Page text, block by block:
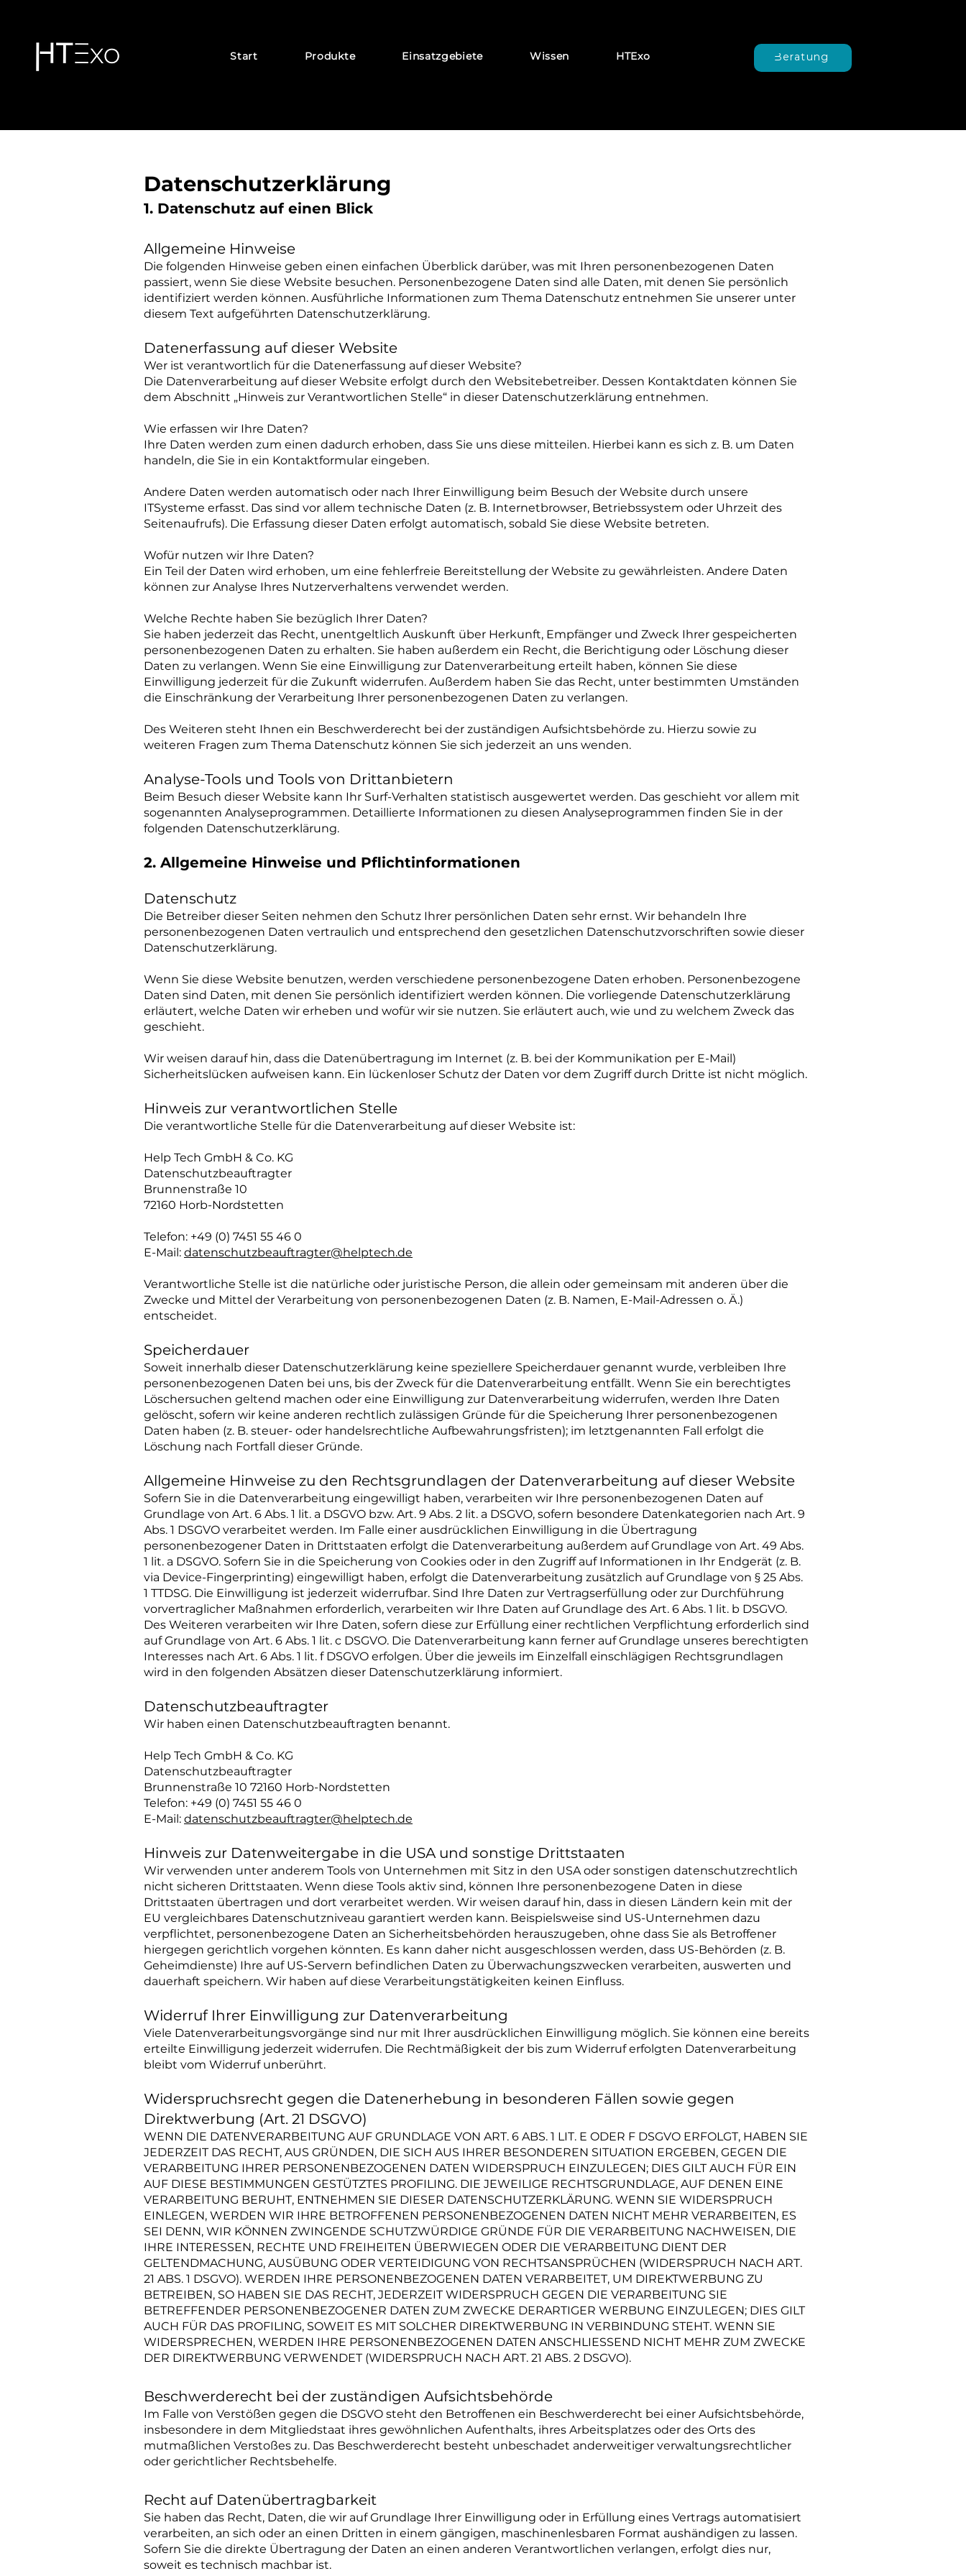
Start Produkte Einsatzgebiete Wissen HTExo Beratung
Datenschutzerklärung
1. Datenschutz auf einen Blick
Allgemeine Hinweise
Die folgenden Hinweise geben einen einfachen Überblick darüber, was mit Ihren personenbezogenen Daten
passiert, wenn Sie diese Website besuchen. Personenbezogene Daten sind alle Daten, mit denen Sie persönlich
identifiziert werden können. Ausführliche Informationen zum Thema Datenschutz entnehmen Sie unserer unter
diesem Text aufgeführten Datenschutzerklärung.
Datenerfassung auf dieser Website
Wer ist verantwortlich für die Datenerfassung auf dieser Website?
Die Datenverarbeitung auf dieser Website erfolgt durch den Websitebetreiber. Dessen Kontaktdaten können Sie
dem Abschnitt „Hinweis zur Verantwortlichen Stelle“ in dieser Datenschutzerklärung entnehmen.
Wie erfassen wir Ihre Daten?
Ihre Daten werden zum einen dadurch erhoben, dass Sie uns diese mitteilen. Hierbei kann es sich z. B. um Daten
handeln, die Sie in ein Kontaktformular eingeben.
Andere Daten werden automatisch oder nach Ihrer Einwilligung beim Besuch der Website durch unsere
ITSysteme erfasst. Das sind vor allem technische Daten (z. B. Internetbrowser, Betriebssystem oder Uhrzeit des
Seitenaufrufs). Die Erfassung dieser Daten erfolgt automatisch, sobald Sie diese Website betreten.
Wofür nutzen wir Ihre Daten?
Ein Teil der Daten wird erhoben, um eine fehlerfreie Bereitstellung der Website zu gewährleisten. Andere Daten
können zur Analyse Ihres Nutzerverhaltens verwendet werden.
Welche Rechte haben Sie bezüglich Ihrer Daten?
Sie haben jederzeit das Recht, unentgeltlich Auskunft über Herkunft, Empfänger und Zweck Ihrer gespeicherten
personenbezogenen Daten zu erhalten. Sie haben außerdem ein Recht, die Berichtigung oder Löschung dieser
Daten zu verlangen. Wenn Sie eine Einwilligung zur Datenverarbeitung erteilt haben, können Sie diese
Einwilligung jederzeit für die Zukunft widerrufen. Außerdem haben Sie das Recht, unter bestimmten Umständen
die Einschränkung der Verarbeitung Ihrer personenbezogenen Daten zu verlangen.
Des Weiteren steht Ihnen ein Beschwerderecht bei der zuständigen Aufsichtsbehörde zu. Hierzu sowie zu
weiteren Fragen zum Thema Datenschutz können Sie sich jederzeit an uns wenden.
Analyse-Tools und Tools von Drittanbietern
Beim Besuch dieser Website kann Ihr Surf-Verhalten statistisch ausgewertet werden. Das geschieht vor allem mit
sogenannten Analyseprogrammen. Detaillierte Informationen zu diesen Analyseprogrammen finden Sie in der
folgenden Datenschutzerklärung.
2. Allgemeine Hinweise und Pflichtinformationen
Datenschutz
Die Betreiber dieser Seiten nehmen den Schutz Ihrer persönlichen Daten sehr ernst. Wir behandeln Ihre
personenbezogenen Daten vertraulich und entsprechend den gesetzlichen Datenschutzvorschriften sowie dieser
Datenschutzerklärung.
Wenn Sie diese Website benutzen, werden verschiedene personenbezogene Daten erhoben. Personenbezogene
Daten sind Daten, mit denen Sie persönlich identifiziert werden können. Die vorliegende Datenschutzerklärung
erläutert, welche Daten wir erheben und wofür wir sie nutzen. Sie erläutert auch, wie und zu welchem Zweck das
geschieht.
Wir weisen darauf hin, dass die Datenübertragung im Internet (z. B. bei der Kommunikation per E-Mail)
Sicherheitslücken aufweisen kann. Ein lückenloser Schutz der Daten vor dem Zugriff durch Dritte ist nicht möglich.
Hinweis zur verantwortlichen Stelle
Die verantwortliche Stelle für die Datenverarbeitung auf dieser Website ist:
Help Tech GmbH & Co. KG
Datenschutzbeauftragter
Brunnenstraße 10
72160 Horb-Nordstetten
Telefon: +49 (0) 7451 55 46 0
E-Mail: datenschutzbeauftragter@helptech.de
Verantwortliche Stelle ist die natürliche oder juristische Person, die allein oder gemeinsam mit anderen über die
Zwecke und Mittel der Verarbeitung von personenbezogenen Daten (z. B. Namen, E-Mail-Adressen o. Ä.)
entscheidet.
Speicherdauer
Soweit innerhalb dieser Datenschutzerklärung keine speziellere Speicherdauer genannt wurde, verbleiben Ihre
personenbezogenen Daten bei uns, bis der Zweck für die Datenverarbeitung entfällt. Wenn Sie ein berechtigtes
Löschersuchen geltend machen oder eine Einwilligung zur Datenverarbeitung widerrufen, werden Ihre Daten
gelöscht, sofern wir keine anderen rechtlich zulässigen Gründe für die Speicherung Ihrer personenbezogenen
Daten haben (z. B. steuer- oder handelsrechtliche Aufbewahrungsfristen); im letztgenannten Fall erfolgt die
Löschung nach Fortfall dieser Gründe.
Allgemeine Hinweise zu den Rechtsgrundlagen der Datenverarbeitung auf dieser Website
Sofern Sie in die Datenverarbeitung eingewilligt haben, verarbeiten wir Ihre personenbezogenen Daten auf
Grundlage von Art. 6 Abs. 1 lit. a DSGVO bzw. Art. 9 Abs. 2 lit. a DSGVO, sofern besondere Datenkategorien nach Art. 9
Abs. 1 DSGVO verarbeitet werden. Im Falle einer ausdrücklichen Einwilligung in die Übertragung
personenbezogener Daten in Drittstaaten erfolgt die Datenverarbeitung außerdem auf Grundlage von Art. 49 Abs.
1 lit. a DSGVO. Sofern Sie in die Speicherung von Cookies oder in den Zugriff auf Informationen in Ihr Endgerät (z. B.
via Device-Fingerprinting) eingewilligt haben, erfolgt die Datenverarbeitung zusätzlich auf Grundlage von § 25 Abs.
1 TTDSG. Die Einwilligung ist jederzeit widerrufbar. Sind Ihre Daten zur Vertragserfüllung oder zur Durchführung
vorvertraglicher Maßnahmen erforderlich, verarbeiten wir Ihre Daten auf Grundlage des Art. 6 Abs. 1 lit. b DSGVO.
Des Weiteren verarbeiten wir Ihre Daten, sofern diese zur Erfüllung einer rechtlichen Verpflichtung erforderlich sind
auf Grundlage von Art. 6 Abs. 1 lit. c DSGVO. Die Datenverarbeitung kann ferner auf Grundlage unseres berechtigten
Interesses nach Art. 6 Abs. 1 lit. f DSGVO erfolgen. Über die jeweils im Einzelfall einschlägigen Rechtsgrundlagen
wird in den folgenden Absätzen dieser Datenschutzerklärung informiert.
Datenschutzbeauftragter
Wir haben einen Datenschutzbeauftragten benannt.
Help Tech GmbH & Co. KG
Datenschutzbeauftragter
Brunnenstraße 10 72160 Horb-Nordstetten
Telefon: +49 (0) 7451 55 46 0
E-Mail: datenschutzbeauftragter@helptech.de
Hinweis zur Datenweitergabe in die USA und sonstige Drittstaaten
Wir verwenden unter anderem Tools von Unternehmen mit Sitz in den USA oder sonstigen datenschutzrechtlich
nicht sicheren Drittstaaten. Wenn diese Tools aktiv sind, können Ihre personenbezogene Daten in diese
Drittstaaten übertragen und dort verarbeitet werden. Wir weisen darauf hin, dass in diesen Ländern kein mit der
EU vergleichbares Datenschutzniveau garantiert werden kann. Beispielsweise sind US-Unternehmen dazu
verpflichtet, personenbezogene Daten an Sicherheitsbehörden herauszugeben, ohne dass Sie als Betroffener
hiergegen gerichtlich vorgehen könnten. Es kann daher nicht ausgeschlossen werden, dass US-Behörden (z. B.
Geheimdienste) Ihre auf US-Servern befindlichen Daten zu Überwachungszwecken verarbeiten, auswerten und
dauerhaft speichern. Wir haben auf diese Verarbeitungstätigkeiten keinen Einfluss.
Widerruf Ihrer Einwilligung zur Datenverarbeitung
Viele Datenverarbeitungsvorgänge sind nur mit Ihrer ausdrücklichen Einwilligung möglich. Sie können eine bereits
erteilte Einwilligung jederzeit widerrufen. Die Rechtmäßigkeit der bis zum Widerruf erfolgten Datenverarbeitung
bleibt vom Widerruf unberührt.
Widerspruchsrecht gegen die Datenerhebung in besonderen Fällen sowie gegen
Direktwerbung (Art. 21 DSGVO)
WENN DIE DATENVERARBEITUNG AUF GRUNDLAGE VON ART. 6 ABS. 1 LIT. E ODER F DSGVO ERFOLGT, HABEN SIE
JEDERZEIT DAS RECHT, AUS GRÜNDEN, DIE SICH AUS IHRER BESONDEREN SITUATION ERGEBEN, GEGEN DIE
VERARBEITUNG IHRER PERSONENBEZOGENEN DATEN WIDERSPRUCH EINZULEGEN; DIES GILT AUCH FÜR EIN
AUF DIESE BESTIMMUNGEN GESTÜTZTES PROFILING. DIE JEWEILIGE RECHTSGRUNDLAGE, AUF DENEN EINE
VERARBEITUNG BERUHT, ENTNEHMEN SIE DIESER DATENSCHUTZERKLÄRUNG. WENN SIE WIDERSPRUCH
EINLEGEN, WERDEN WIR IHRE BETROFFENEN PERSONENBEZOGENEN DATEN NICHT MEHR VERARBEITEN, ES
SEI DENN, WIR KÖNNEN ZWINGENDE SCHUTZWÜRDIGE GRÜNDE FÜR DIE VERARBEITUNG NACHWEISEN, DIE
IHRE INTERESSEN, RECHTE UND FREIHEITEN ÜBERWIEGEN ODER DIE VERARBEITUNG DIENT DER
GELTENDMACHUNG, AUSÜBUNG ODER VERTEIDIGUNG VON RECHTSANSPRÜCHEN (WIDERSPRUCH NACH ART.
21 ABS. 1 DSGVO). WERDEN IHRE PERSONENBEZOGENEN DATEN VERARBEITET, UM DIREKTWERBUNG ZU
BETREIBEN, SO HABEN SIE DAS RECHT, JEDERZEIT WIDERSPRUCH GEGEN DIE VERARBEITUNG SIE
BETREFFENDER PERSONENBEZOGENER DATEN ZUM ZWECKE DERARTIGER WERBUNG EINZULEGEN; DIES GILT
AUCH FÜR DAS PROFILING, SOWEIT ES MIT SOLCHER DIREKTWERBUNG IN VERBINDUNG STEHT. WENN SIE
WIDERSPRECHEN, WERDEN IHRE PERSONENBEZOGENEN DATEN ANSCHLIESSEND NICHT MEHR ZUM ZWECKE
DER DIREKTWERBUNG VERWENDET (WIDERSPRUCH NACH ART. 21 ABS. 2 DSGVO).
Beschwerderecht bei der zuständigen Aufsichtsbehörde
Im Falle von Verstößen gegen die DSGVO steht den Betroffenen ein Beschwerderecht bei einer Aufsichtsbehörde,
insbesondere in dem Mitgliedstaat ihres gewöhnlichen Aufenthalts, ihres Arbeitsplatzes oder des Orts des
mutmaßlichen Verstoßes zu. Das Beschwerderecht besteht unbeschadet anderweitiger verwaltungsrechtlicher
oder gerichtlicher Rechtsbehelfe.
Recht auf Datenübertragbarkeit
Sie haben das Recht, Daten, die wir auf Grundlage Ihrer Einwilligung oder in Erfüllung eines Vertrags automatisiert
verarbeiten, an sich oder an einen Dritten in einem gängigen, maschinenlesbaren Format aushändigen zu lassen.
Sofern Sie die direkte Übertragung der Daten an einen anderen Verantwortlichen verlangen, erfolgt dies nur,
soweit es technisch machbar ist.